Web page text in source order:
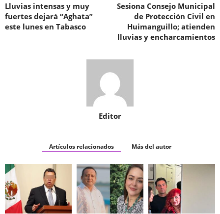
Lluvias intensas y muy
fuertes dejará “Aghata”
este lunes en Tabasco
Sesiona Consejo Municipal
de Protección Civil en
Huimanguillo; atienden
lluvias y encharcamientos
Editor
Artículos relacionados Más del autor